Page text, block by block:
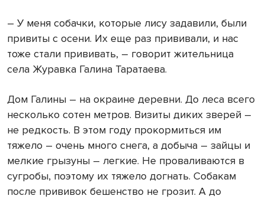
– У меня собачки, которые лису задавили, были
привиты с осени. Их еще раз прививали, и нас
тоже стали прививать, – говорит жительница
села Журавка Галина Таратаева.
Дом Галины – на окраине деревни. До леса всего
несколько сотен метров. Визиты диких зверей –
не редкость. В этом году прокормиться им
тяжело – очень много снега, а добыча – зайцы и
мелкие грызуны – легкие. Не проваливаются в
сугробы, поэтому их тяжело догнать. Собакам
после прививок бешенство не грозит. А до